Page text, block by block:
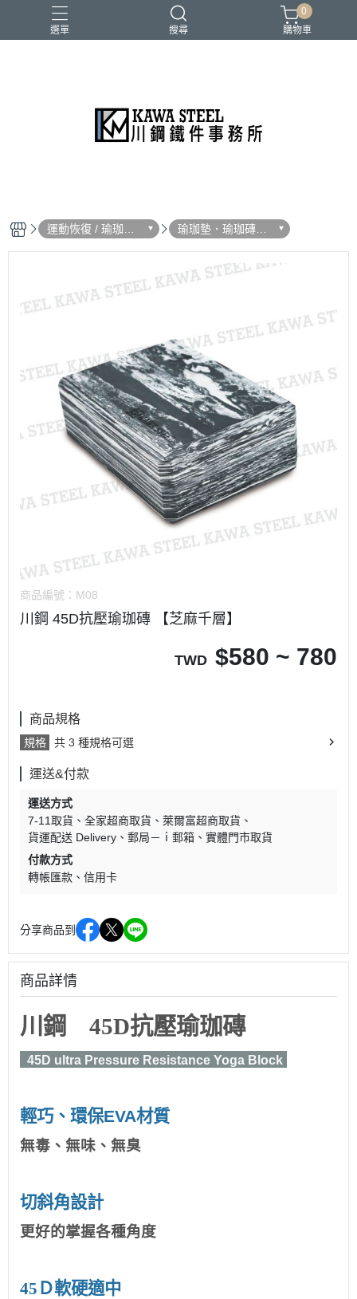
選單 搜尋
二柱／四柱／農夫架
史密斯／ Cable飛鳥高低拉
地雷管／練背下拉配件
槓片／啞鈴／壺鈴
0
購物車
運動恢復 / 瑜珈用
品
瑜珈墊．瑜珈磚．
滾筒
商品編號： M08
川鋼 45D抗壓瑜珈磚 【芝麻千層】
TWD $580 ~ 780
商品規格
規格 共 3 種規格可選
運送&付款
運送方式
7-11取貨
全家超商取貨
萊爾富超商取貨
貨運配送 Delivery
郵局－ｉ郵箱
實體門市取貨
付款方式
轉帳匯款
信用卡
分享商品到
商品詳情
川鋼 45D抗壓瑜珈磚
45D ultra Pressure Resistance Yoga Block
輕巧、環保EVA材質
無毒、無味、無臭
切斜角設計
更好的掌握各種角度
45 Ｄ軟硬適中